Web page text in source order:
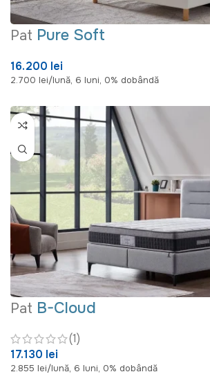
Pat Pure Soft
16.200 lei
2.700 lei/lună, 6 luni, 0% dobândă
Pat B-Cloud
(1)
17.130 lei
2.855 lei/lună, 6 luni, 0% dobândă